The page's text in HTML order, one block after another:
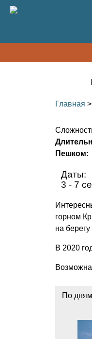
Главная >
Пешком:
Даты:
3 - 7
горном
на
В 2020
По дням